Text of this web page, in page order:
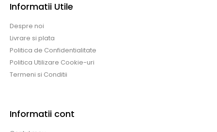
Informatii Utile
Despre noi
Livrare si plata
Politica de Confidentialitate
Politica Utilizare Cookie-uri
Termeni si Conditii
Informatii cont